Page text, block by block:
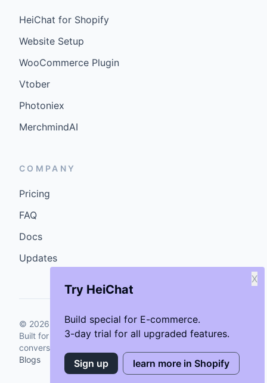
Try HeiChat
Build special for E-commerce.
3-day trial for all upgraded features.
X
Sign up learn more in Shopify
HeiChat for Shopify
Website Setup
WooCommerce Plugin
Vtober
Photoniex
MerchmindAI
COMPANY
Pricing
FAQ
Docs
Updates
© 2026 GenCybers Inc. All rights reserved.
Built for storefronts that want faster answers and cleaner
conversions.
Blogs